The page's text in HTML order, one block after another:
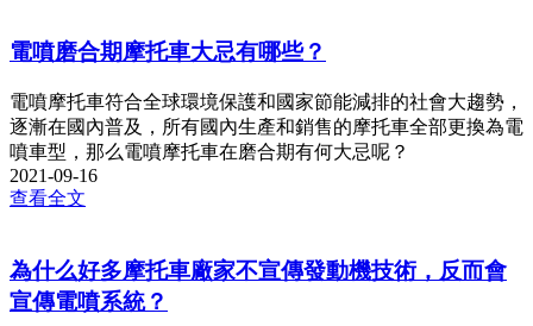
電噴磨合期摩托車大忌有哪些？
電噴摩托車符合全球環境保護和國家節能減排的社會大趨勢，
逐漸在國內普及，所有國內生產和銷售的摩托車全部更換為電
噴車型，那么電噴摩托車在磨合期有何大忌呢？
2021-09-16
查看全文
為什么好多摩托車廠家不宣傳發動機技術，反而會
宣傳電噴系統？